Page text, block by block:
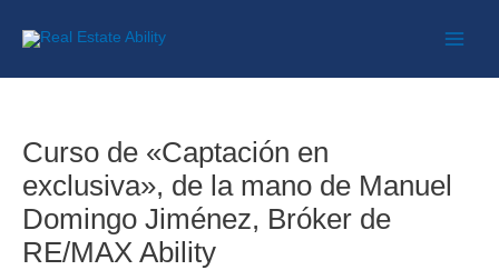
Curso de «Captación en
exclusiva», de la mano de Manuel
Domingo Jiménez, Bróker de
RE/MAX Ability